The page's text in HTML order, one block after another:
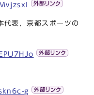
表，京都スポーツの
g